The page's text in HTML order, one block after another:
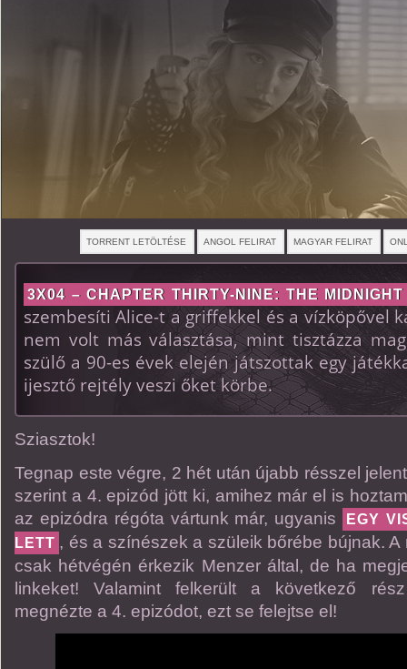
TORRENT LETÖLTÉSE ANGOL FELIRAT MAGYAR FELIRAT
3X04 – CHAPTER THIRTY-NINE: THE
szembesíti Alice-t a griffekkel és a vízköpővel
nem volt más választása, mint tisztázza
szülő a 90-es évek elején játszottak egy
ijesztő rejtély veszi őket körbe.
Sziasztok!
Tegnap este végre, 2 hét után újabb résszel
szerint a 4. epizód jött ki, amihez már el is
az epizódra régóta vártunk már, ugyanis
EGY
LETT , és a színészek a szüleik bőrébe bújnak. A
csak hétvégén érkezik Menzer által, de ha
linkeket! Valamint felkerült a következő
megnézte a 4. epizódot, ezt se felejtse el!